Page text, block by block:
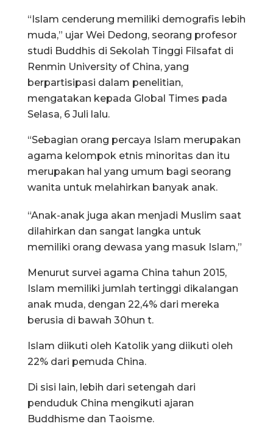
“Islam cenderung memiliki demografis lebih
muda,” ujar Wei Dedong, seorang profesor
studi Buddhis di Sekolah Tinggi Filsafat di
Renmin University of China, yang
berpartisipasi dalam penelitian,
mengatakan kepada Global Times pada
Selasa, 6 Juli lalu.
“Sebagian orang percaya Islam merupakan
agama kelompok etnis minoritas dan itu
merupakan hal yang umum bagi seorang
wanita untuk melahirkan banyak anak.
“Anak-anak juga akan menjadi Muslim saat
dilahirkan dan sangat langka untuk
memiliki orang dewasa yang masuk Islam,”
Menurut survei agama China tahun 2015,
Islam memiliki jumlah tertinggi dikalangan
anak muda, dengan 22,4% dari mereka
berusia di bawah 30hun t.
Islam diikuti oleh Katolik yang diikuti oleh
22% dari pemuda China.
Di sisi lain, lebih dari setengah dari
penduduk China mengikuti ajaran
Buddhisme dan Taoisme.